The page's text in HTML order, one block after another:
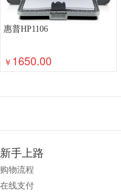
惠普HP1106
￥ 1650.00
新手上路
购物流程
在线支付